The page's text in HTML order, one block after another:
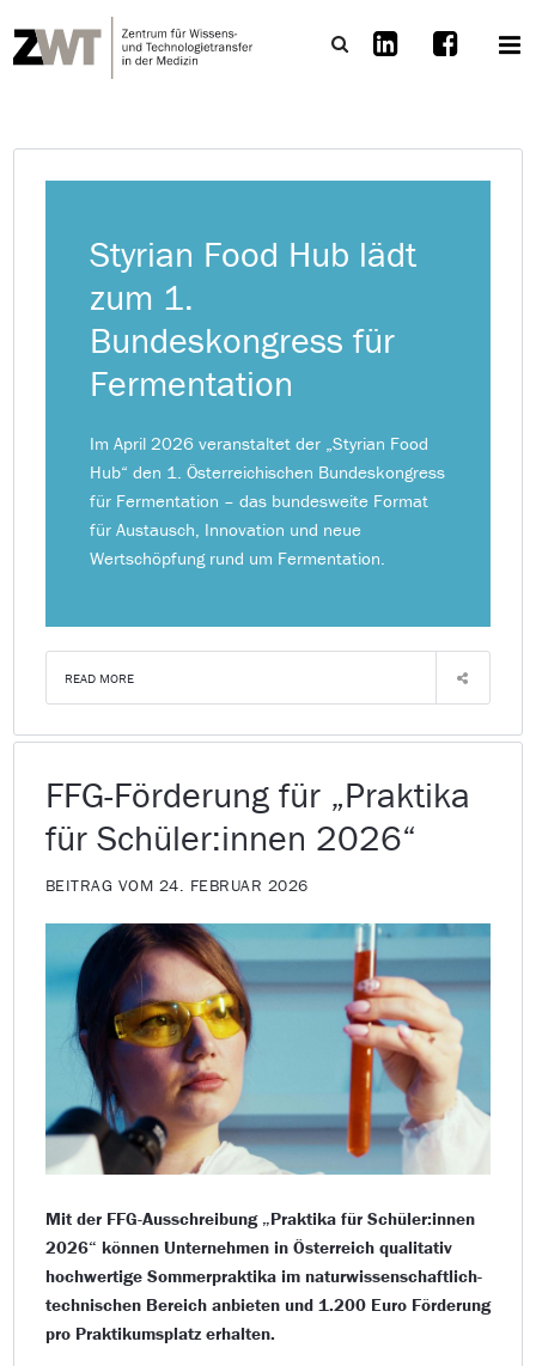
Styrian Food Hub lädt
zum 1.
Bundeskongress für
Fermentation
Im April 2026 veranstaltet der „Styrian Food
Hub“ den 1. Österreichischen Bundeskongress
für Fermentation – das bundesweite Format
für Austausch, Innovation und neue
Wertschöpfung rund um Fermentation.
READ MORE
FFG-Förderung für „Praktika
für Schüler:innen 2026“
BEITRAG VOM 24. FEBRUAR 2026
Mit der FFG-Ausschreibung „Praktika für Schüler:innen
2026“ können Unternehmen in Österreich qualitativ
hochwertige Sommerpraktika im naturwissenschaftlich-
technischen Bereich anbieten und 1.200 Euro Förderung
pro Praktikumsplatz erhalten.